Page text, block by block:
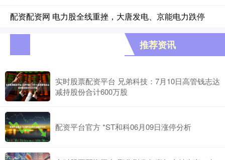
配资配资网 电力股全线重挫，大唐发电、京能电力跌停
推荐资讯
实时股票配资平台 兄弟科技：7月10日高管钱志达
减持股份合计600万股
配资平台官方 *ST和科06月09日涨停分析